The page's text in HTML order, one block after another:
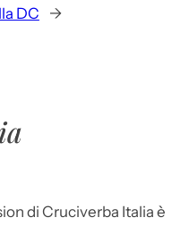
DC
→
di Cruciverba Italia è